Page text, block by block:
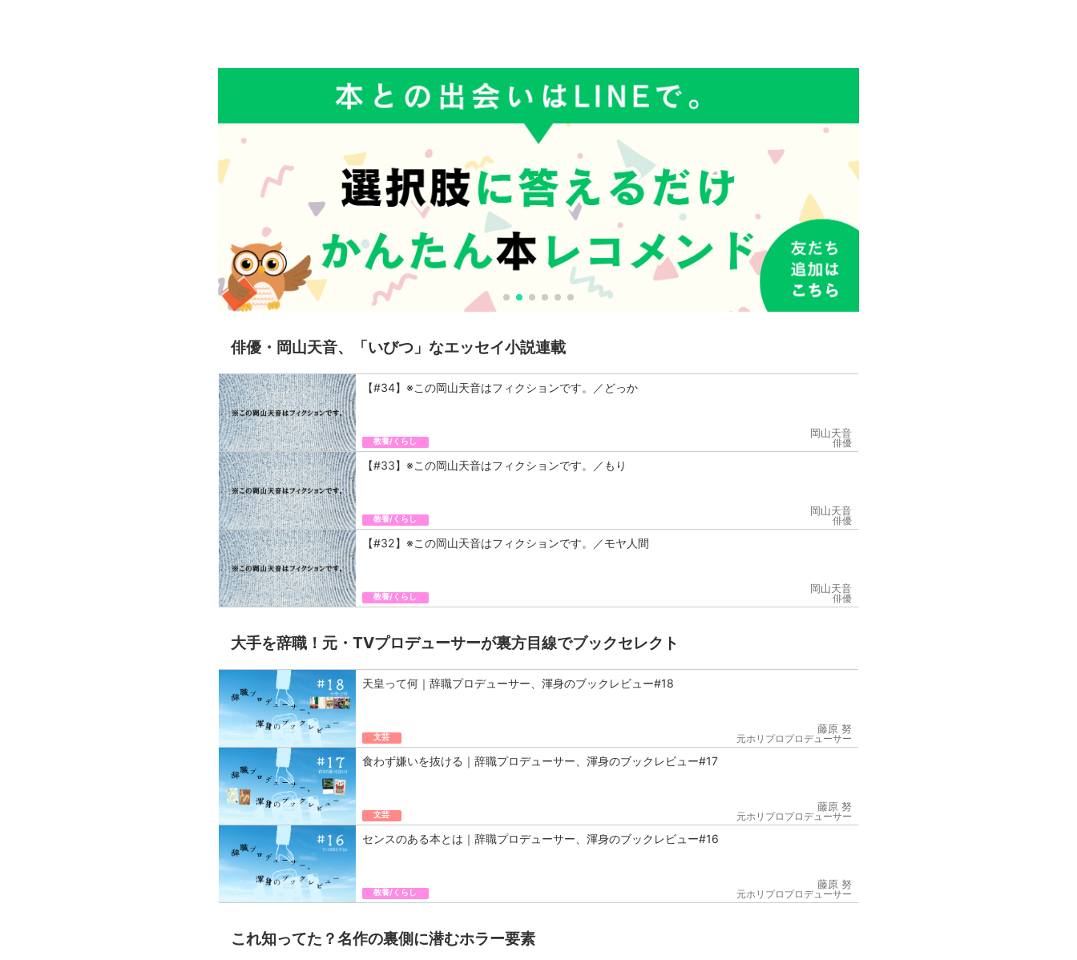
俳優・岡山天音、「いびつ」なエッセイ小説連載
【#34】※この岡山天音はフィクションです。／どっか
教養/くらし
岡山天音
俳優
【#33】※この岡山天音はフィクションです。／もり
教養/くらし
岡山天音
俳優
【#32】※この岡山天音はフィクションです。／モヤ人間
教養/くらし
岡山天音
俳優
大手を辞職！元・TVプロデューサーが裏方目線でブックセレクト
天皇って何｜辞職プロデューサー、渾身のブックレビュー#18
文芸
藤原 努
元ホリプロプロデューサー
食わず嫌いを抜ける｜辞職プロデューサー、渾身のブックレビュー#17
文芸
藤原 努
元ホリプロプロデューサー
センスのある本とは｜辞職プロデューサー、渾身のブックレビュー#16
教養/くらし
藤原 努
元ホリプロプロデューサー
これ知ってた？名作の裏側に潜むホラー要素